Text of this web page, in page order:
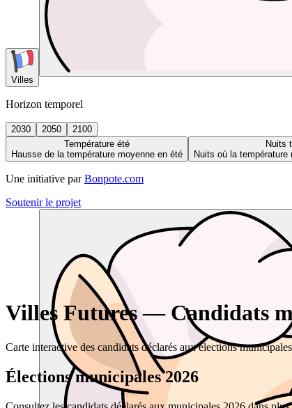
Villes
Horizon temporel
2030 2050
2100
Température été
Hausse de la température moyenne en été
Nuits
Nuits où la température
Une initiative par Bonpote.com
Soutenir le projet
Villes Futures — Candidats
Carte interactive des candidats déclarés aux élections
Élections municipales 2026